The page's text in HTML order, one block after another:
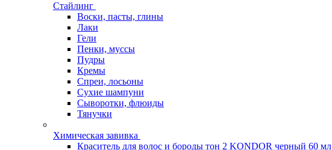
Стайлинг
Воски, пасты, глины
Лаки
Гели
Пенки, муссы
Пудры
Кремы
Спреи, лосьоны
Сухие шампуни
Сыворотки, флюиды
Тянучки
Химическая завивка
Краситель для волос и бороды тон 2 KONDOR черный 60 мл